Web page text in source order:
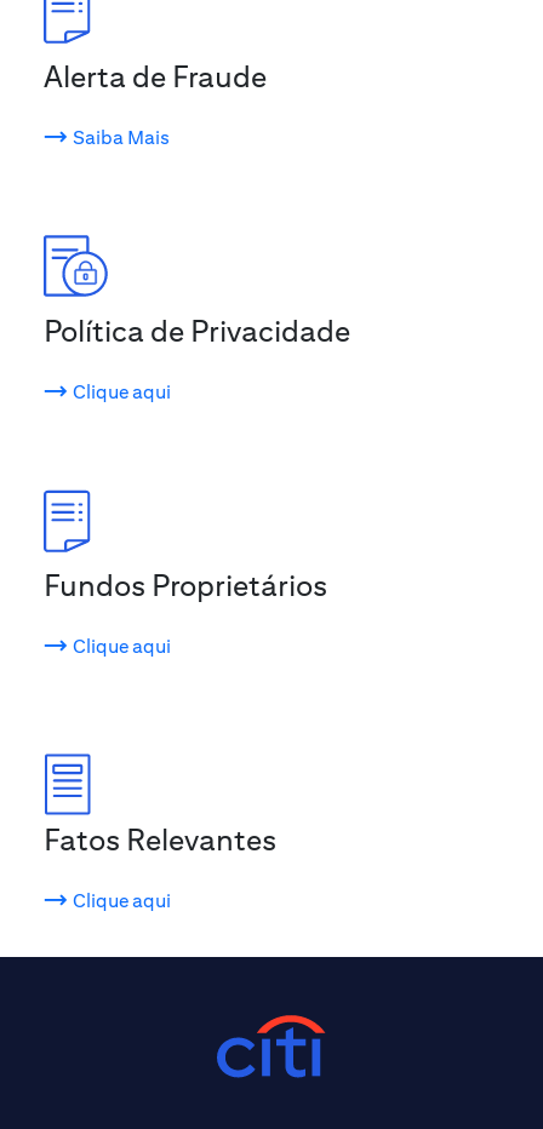
Alerta de Fraude
Saiba Mais
Política de Privacidade
Clique aqui
Fundos Proprietários
Clique aqui
Fatos Relevantes
Clique aqui